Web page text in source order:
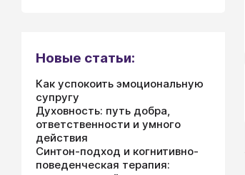
Новые статьи:
Как успокоить эмоциональную
супругу
Духовность: путь добра,
ответственности и умного
действия
Синтон-подход и когнитивно-
поведенческая терапия: